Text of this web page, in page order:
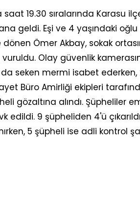
19.30 sıralarında Karasu
geldi. Eşi ve 4 yaşındaki
Ömer Akbay, sokak
vuruldu. Olay güvenlik
seken mermi isabet
Büro Amirliği ekipleri
gözaltına alındı. Şüpheliler
edildi. 9 şüpheliden 4'ü
5 şüpheli ise adli kontrol